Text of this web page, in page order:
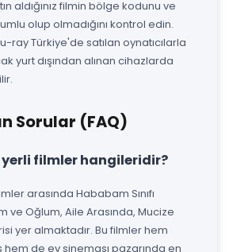
aldığınız filmin bölge kodunu ve
olup olmadığını kontrol edin.
ray Türkiye'de satılan oynatıcılarla
yurt dışından alınan cihazlarda
Sorular (FAQ)
yerli filmler hangileridir?
arasında Hababam Sınıfı
ve Oğlum, Aile Arasında, Mucize
yer almaktadır. Bu filmler hem
hem de ev sineması pazarında en